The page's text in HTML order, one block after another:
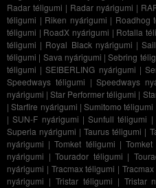
Radar téligumi | Radar nyárigumi |
téligumi | Riken nyárigumi | Roadhog
téligumi | RoadX nyárigumi | Rotalla
téligumi | Royal Black nyárigumi |
téligumi | Sava nyárigumi |Sebring
téligumi |SEIBERLING nyárigumi |
Speedways téligumi |Speedways
nyárigumi |Star Performer téligumi |
|Starfire nyárigumi |Sumitomo téligumi
|SUN-F nyárigumi | Sunfull téligumi |
Superia nyárigumi |Taurus téligumi |
nyárigumi |Tomket téligumi |
nyárigumi |Tourador téligumi |
nyárigumi | Tracmax téligumi |
nyárigumi | Tristar téligumi | Tristar